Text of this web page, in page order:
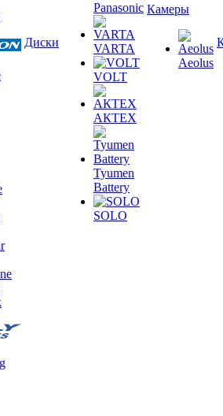
Диски
Panasonic
VARTA
VOLT
АКТЕХ
Tyumen
Battery
SOLO
Камеры
Aeolus